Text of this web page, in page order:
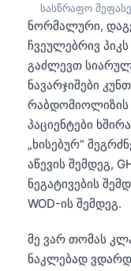
სასწრაფო
ნორმალური,
ჩვეულებრივ
გაძლევთ
ნავარჯიშები
რაბდომიოლიზის
პაციენტები
„ხისებურ“
აწევის შემდეგ,
ნეგატივების
WOD-ის შემდეგ.
მე ვარ თომას
ნაკლებად